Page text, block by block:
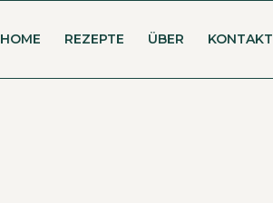
HOME REZEPTE ÜBER KONTAKT